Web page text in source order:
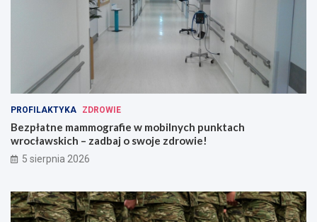
PROFILAKTYKA ZDROWIE
Bezpłatne mammografie w mobilnych punktach
wrocławskich – zadbaj o swoje zdrowie!
5 sierpnia 2026